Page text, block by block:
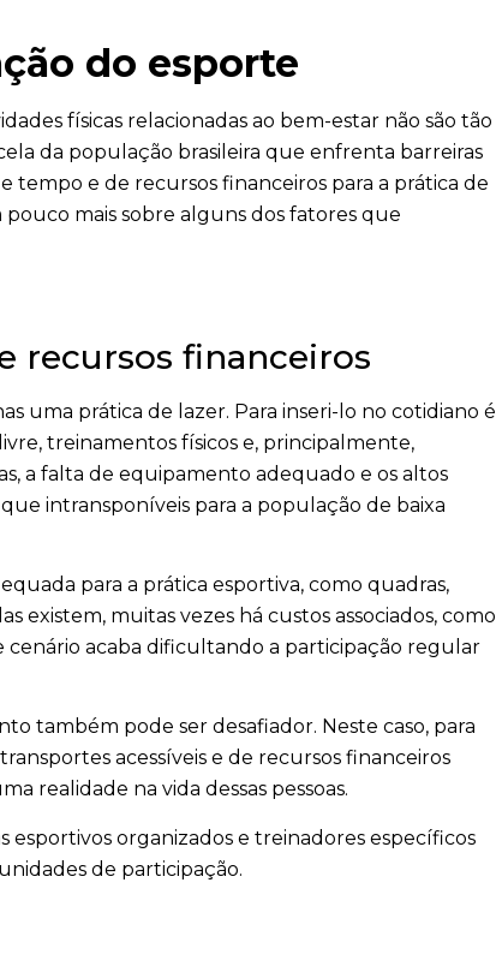
do esporte
físicas relacionadas ao bem-estar não são tão
da população brasileira que enfrenta barreiras
tempo e de recursos financeiros para a prática de
mais sobre alguns dos fatores que
recursos financeiros
uma prática de lazer. Para inseri-lo no cotidiano é
treinamentos físicos e, principalmente,
a falta de equipamento adequado e os altos
intransponíveis para a população de baixa
para a prática esportiva, como quadras,
existem, muitas vezes há custos associados, como
cenário acaba dificultando a participação regular
também pode ser desafiador. Neste caso, para
acessíveis e de recursos financeiros
realidade na vida dessas pessoas.
organizados e treinadores específicos
de participação.